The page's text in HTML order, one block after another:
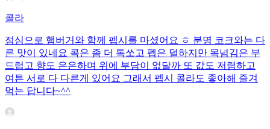
콜라
점심으로 햄버거와 함께 펩시를 마셨어요 ㅎ 분명 코크와는 다
른 맛이 있네요 콕은 좀 더 톡쏘고 펩은 덜하지만 목넘김은 부
드럽고 향도 은은하며 위에 부담이 없달까 또 값도 저렴하고
여튼 서로 다 다른게 있어요 그래서 펩시 콜라도 좋아해 즐겨
먹는 답니다~^^